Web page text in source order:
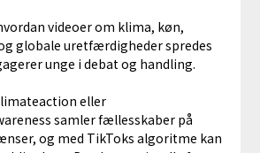
videoer om klima, køn,
globale uretfærdigheder spredes
unge i debat og handling.
eller
samler fællesskaber på
og med TikToks algoritme kan